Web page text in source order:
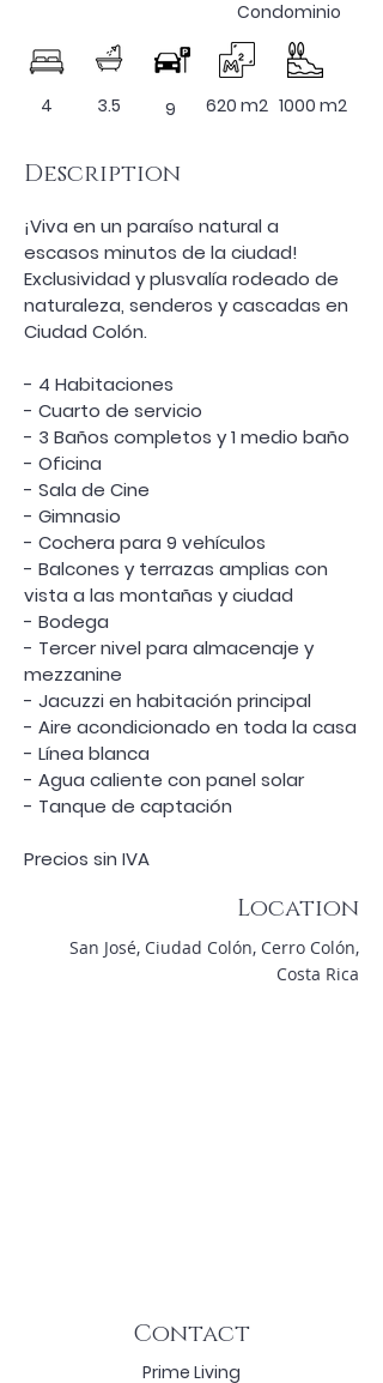
4 3.5
Condominio
9 620 m2 1000 m2
Description
¡Viva en un paraíso natural a
escasos minutos de la ciudad!
Exclusividad y plusvalía rodeado de
naturaleza, senderos y cascadas en
Ciudad Colón.
- 4 Habitaciones
- Cuarto de servicio
- 3 Baños completos y 1 medio baño
- Oficina
- Sala de Cine
- Gimnasio
- Cochera para 9 vehículos
- Balcones y terrazas amplias con
vista a las montañas y ciudad
- Bodega
- Tercer nivel para almacenaje y
mezzanine
- Jacuzzi en habitación principal
- Aire acondicionado en toda la casa
- Línea blanca
- Agua caliente con panel solar
- Tanque de captación
Precios sin IVA
Location
San José, Ciudad Colón, Cerro Colón,
Costa Rica
Contact
Prime Living